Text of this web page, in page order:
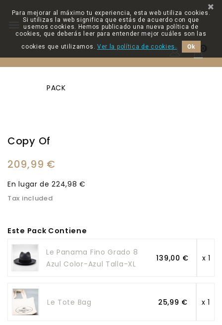
0
PACK
Copy Of
209,99 €
En lugar de 224,98 €
Tax included
Este Pack Contiene
Le Panama Fino Grado 8
Azul Color-Azul Talla-XL
139,00 € x 1
Le Tote Bag 25,99 € x 1
Para mejorar al máximo tu experiencia, esta web utiliza cookies.
Si utilizas la web significa que estás de acuerdo con que
usemos cookies. Hemos publicado una nueva política de
cookies, que deberás leer para entender mejor cuáles son las
cookies que utilizamos. Ver la política de cookies. Ok